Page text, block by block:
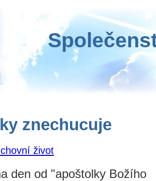
znechucuje
život
den od "apoštolky Božího